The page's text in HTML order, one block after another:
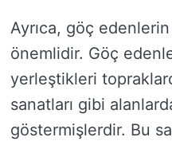
Ayrıca, göç
önemlidir. Göç
yerleştikleri
sanatları gibi
göstermişlerdir. Bu